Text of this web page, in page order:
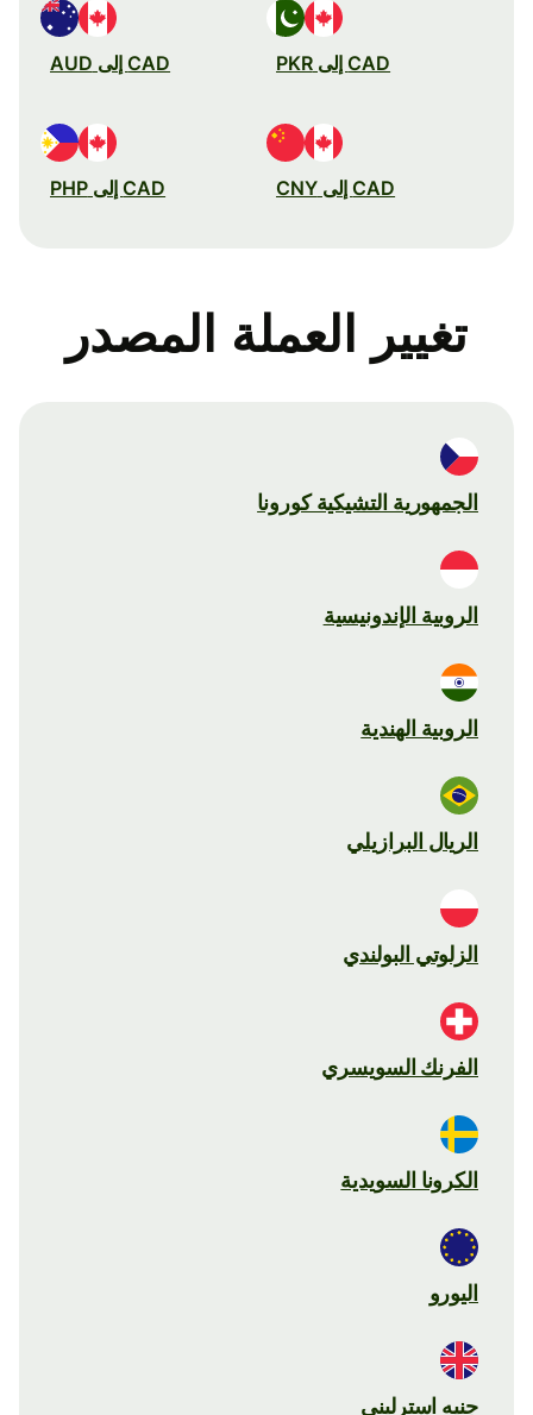
CAD إلى PKR CAD إلى AUD
CAD إلى CNY CAD إلى PHP
تغيير العملة المصدر
الجمهورية التشيكية كورونا
الروبية الإندونيسية
الروبية الهندية
الريال البرازيلي
الزلوتي البولندي
الفرنك السويسري
الكرونا السويدية
اليورو
جنيه استرليني